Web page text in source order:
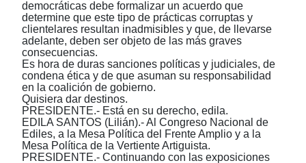
democráticas debe formalizar un acuerdo que
determine que este tipo de prácticas corruptas y
clientelares resultan inadmisibles y que, de llevarse
adelante, deben ser objeto de las más graves
consecuencias.
Es hora de duras sanciones políticas y judiciales, de
condena ética y de que asuman su responsabilidad
en la coalición de gobierno.
Quisiera dar destinos.
PRESIDENTE.- Está en su derecho, edila.
EDILA SANTOS (Lilián).- Al Congreso Nacional de
Ediles, a la Mesa Política del Frente Amplio y a la
Mesa Política de la Vertiente Artiguista.
PRESIDENTE.- Continuando con las exposiciones